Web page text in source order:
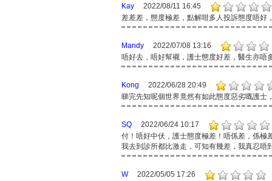
Kay
2022/08/11 16:45
差差差，態度極差，點解咁多人投訴態度唔好
Mandy
2022/07/08 13:16
唔好去，唔好幫襯，護士態度好差，醫生亦唔
Kong
2022/06/28 20:49
睇完先知呢個世界竟然有如此態度惡劣嘅護士
SQ
2022/06/24 10:17
付！唔好中伏，護士態度極差！唔係差，係極
我去到診所都比激走，可知有幾差，我真忍唔
W
2022/05/05 17:26